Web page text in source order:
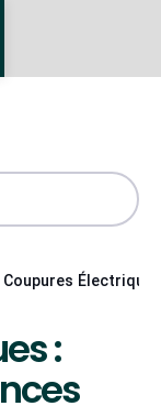
Coupures
: